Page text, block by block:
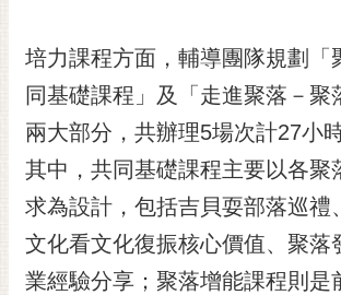
本
語
隱
私
權
及
安
全
政
培力課程方面，輔導團隊規劃「
同基礎課程」及「走進聚落－聚
兩大部分，共辦理5場次計27小
其中，共同基礎課程主要以各聚
求為設計，包括吉貝耍部落巡禮
文化看文化復振核心價值、聚落
業經驗分享；聚落增能課程則是